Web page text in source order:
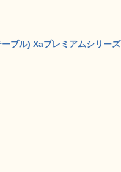
ブル) Xaプレミアムシリーズ